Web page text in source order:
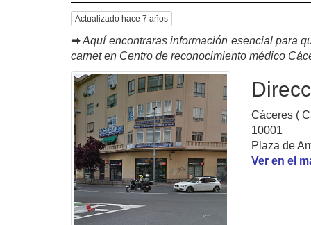
Actualizado hace 7 años
➡ Aquí encontraras información esencial para
carnet en Centro de reconocimiento médico
Cáceres (
10001
Plaza de
Ver en el